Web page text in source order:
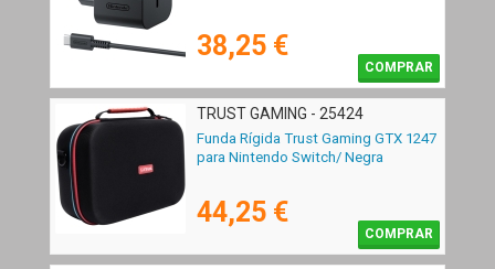
38,25 €
COMPRAR
TRUST GAMING - 25424
Funda Rígida Trust Gaming GTX 1247
para Nintendo Switch/ Negra
44,25 €
COMPRAR